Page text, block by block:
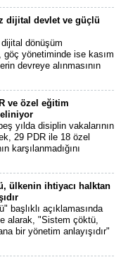
dijital devlet ve güçlü
dönüşüm
göç yönetiminde ise kasım
devreye alınmasının
ve özel eğitim
yılda disiplin vakalarının
29 PDR ile 18 özel
karşılanmadığını
ülkenin ihtiyacı halktan
başlıklı açıklamasında
alarak, "Sistem çöktü,
bir yönetim anlayışıdır"